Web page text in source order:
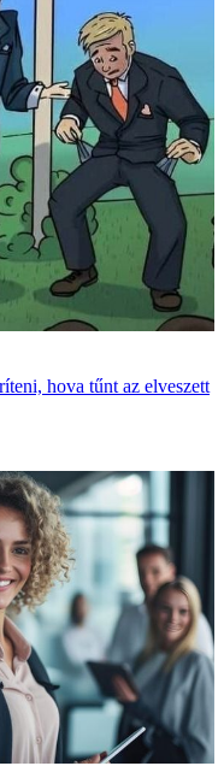
hova tűnt az elveszett